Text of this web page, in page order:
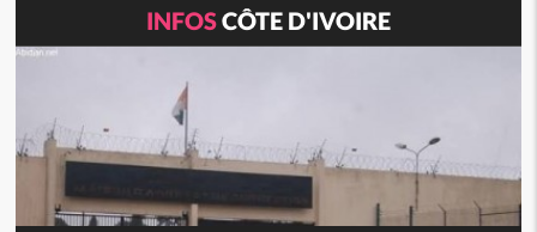
INFOSCÔTE D'IVOIRE